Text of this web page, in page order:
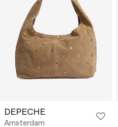
DEPECHE
Amsterdam